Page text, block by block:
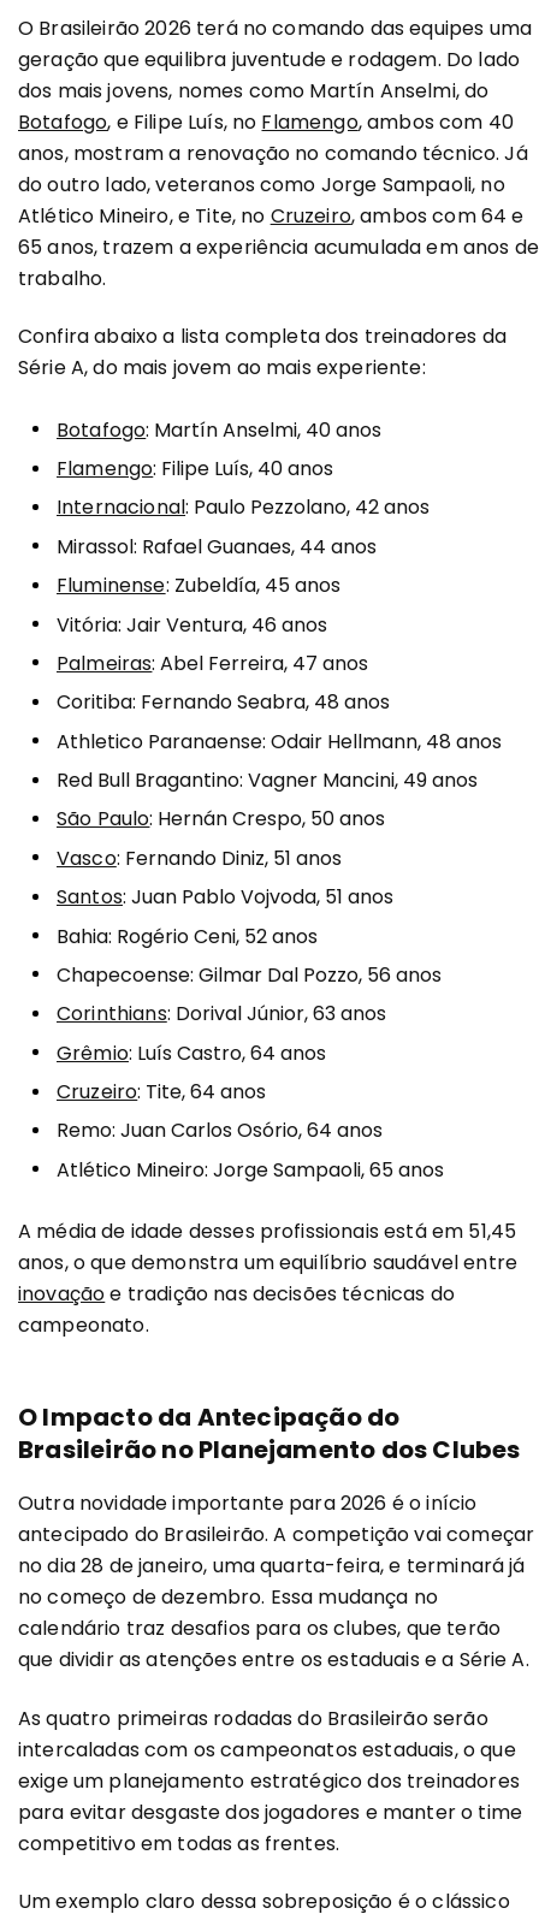
O Brasileirão 2026 terá no comando das equipes uma
geração que equilibra juventude e rodagem. Do lado
dos mais jovens, nomes como Martín Anselmi, do
Botafogo, e Filipe Luís, no Flamengo, ambos com 40
anos, mostram a renovação no comando técnico. Já
do outro lado, veteranos como Jorge Sampaoli, no
Atlético Mineiro, e Tite, no Cruzeiro, ambos com 64 e
65 anos, trazem a experiência acumulada em anos de
trabalho.
Confira abaixo a lista completa dos treinadores da
Série A, do mais jovem ao mais experiente:
Botafogo: Martín Anselmi, 40 anos
Flamengo: Filipe Luís, 40 anos
Internacional: Paulo Pezzolano, 42 anos
Mirassol: Rafael Guanaes, 44 anos
Fluminense: Zubeldía, 45 anos
Vitória: Jair Ventura, 46 anos
Palmeiras: Abel Ferreira, 47 anos
Coritiba: Fernando Seabra, 48 anos
Athletico Paranaense: Odair Hellmann, 48 anos
Red Bull Bragantino: Vagner Mancini, 49 anos
São Paulo: Hernán Crespo, 50 anos
Vasco: Fernando Diniz, 51 anos
Santos: Juan Pablo Vojvoda, 51 anos
Bahia: Rogério Ceni, 52 anos
Chapecoense: Gilmar Dal Pozzo, 56 anos
Corinthians: Dorival Júnior, 63 anos
Grêmio: Luís Castro, 64 anos
Cruzeiro: Tite, 64 anos
Remo: Juan Carlos Osório, 64 anos
Atlético Mineiro: Jorge Sampaoli, 65 anos
A média de idade desses profissionais está em 51,45
anos, o que demonstra um equilíbrio saudável entre
inovaçãoe tradição nas decisões técnicas do
campeonato.
O Impacto da Antecipação do
Brasileirão no Planejamento dos Clubes
Outra novidade importante para 2026 é o início
antecipado do Brasileirão. A competição vai começar
no dia 28 de janeiro, uma quarta-feira, e terminará já
no começo de dezembro. Essa mudança no
calendário traz desafios para os clubes, que terão
que dividir as atenções entre os estaduais e a Série A.
As quatro primeiras rodadas do Brasileirão serão
intercaladas com os campeonatos estaduais, o que
exige um planejamento estratégico dos treinadores
para evitar desgaste dos jogadores e manter o time
competitivo em todas as frentes.
Um exemplo claro dessa sobreposição é o clássico